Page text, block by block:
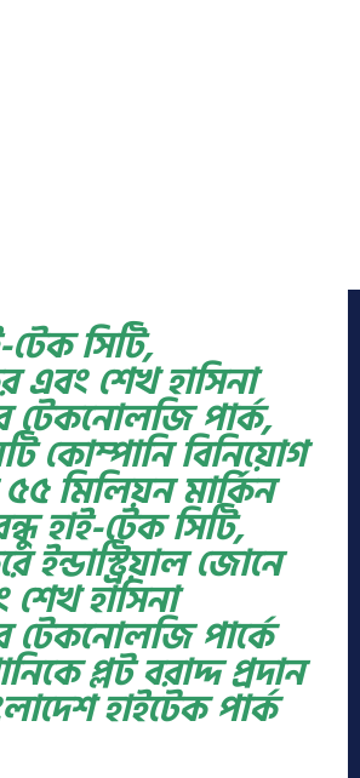
টেক সিটি,
এবং শেখ হাসিনা
টেকনোলজি পার্ক,
কোম্পানি বিনিয়োগ
মিলিয়ন মার্কিন
হাই-টেক সিটি,
ইন্ডাস্ট্রিয়াল জোনে
হাসিনা
টেকনোলজি পার্কে
প্লট বরাদ্দ প্রদান
হাইটেক পার্ক